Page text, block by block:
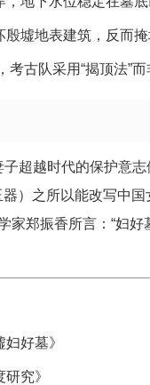
殷墟地表建筑，反而掩
考古队采用“揭顶法”
超越时代的保护意
）之所以能改写中
家郑振香所言：“妇
好墓》
究》